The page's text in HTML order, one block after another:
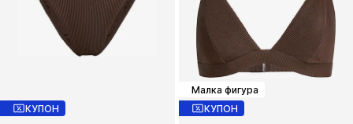
КУПОН
Малка фигура
КУПОН